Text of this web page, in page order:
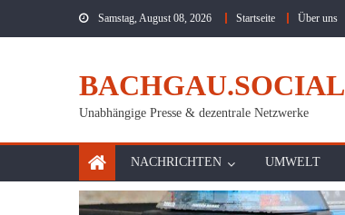
Samstag, August 08, 2026 Startseite Über uns
BACHGAU.SOCIAL
Unabhängige Presse & dezentrale Netzwerke
NACHRICHTEN UMWELT